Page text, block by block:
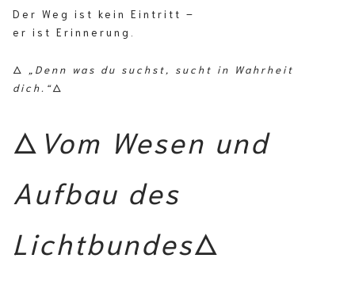
Der Weg ist kein Eintritt –
er ist Erinnerung.
🜂 „Denn was du suchst, sucht in Wahrheit
dich.“🜂
🜂 Vom Wesen und
Aufbau des
Lichtbundes🜂